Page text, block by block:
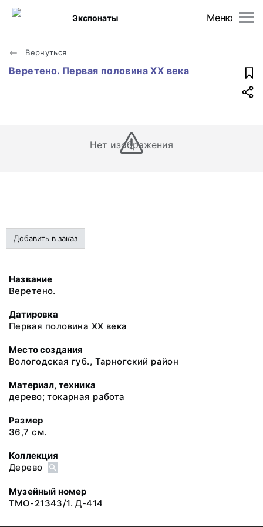
Меню
Экспонаты
Вернуться
Веретено. Первая половина XX века
Нет изображения
Добавить в заказ
Название
Веретено.
Датировка
Первая половина XX века
Место создания
Вологодская губ., Тарногский район
Материал, техника
дерево; токарная работа
Размер
36,7 см.
Коллекция
Дерево
Музейный номер
ТМО-21343/1. Д-414